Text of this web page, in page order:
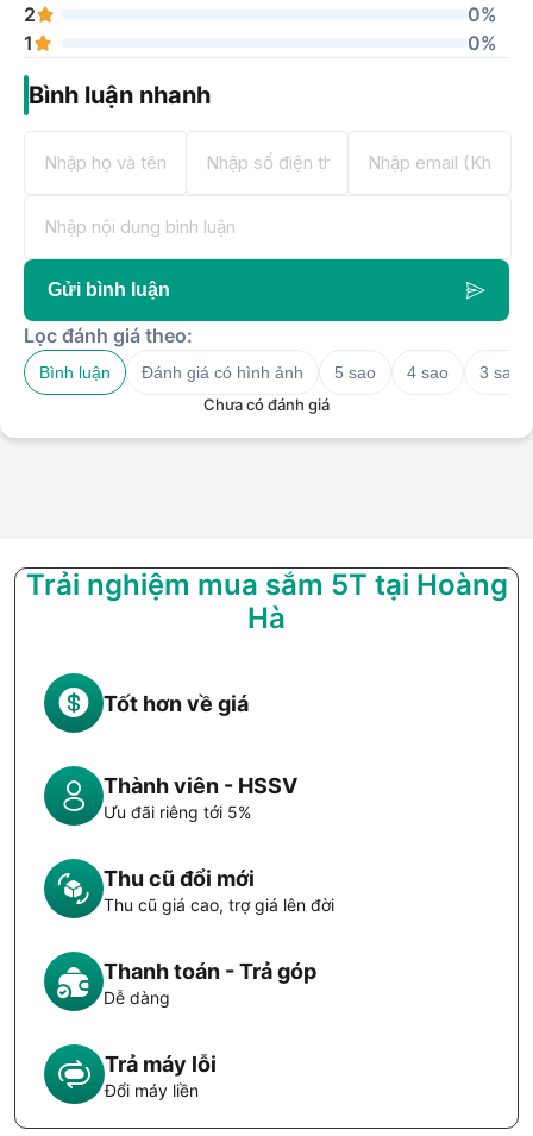
2
0%
1
0%
Bình luận nhanh
Gửi bình luận
Lọc đánh giá theo:
Bình luận Đánh giá có hình ảnh 5 sao 4 sao
3 sao
Chưa có đánh giá
Trải nghiệm mua sắm 5T tại Hoàng
Hà
Tốt hơn về giá
Thành viên - HSSV
Ưu đãi riêng tới 5%
Thu cũ đổi mới
Thu cũ giá cao, trợ giá lên đời
Thanh toán - Trả góp
Dễ dàng
Trả máy lỗi
Đổi máy liền